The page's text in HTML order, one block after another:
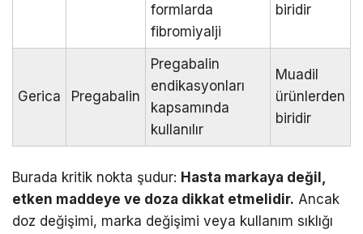
formlarda
fibromiyalji
biridir
Gerica Pregabalin
Pregabalin
endikasyonları
kapsamında
kullanılır
Muadil
ürünlerden
biridir
Burada kritik nokta şudur: Hasta markaya değil,
etken maddeye ve doza dikkat etmelidir. Ancak
doz değişimi, marka değişimi veya kullanım sıklığı